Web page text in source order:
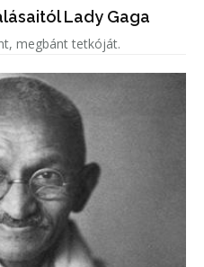
Lady Gaga
megbánt tetkóját.